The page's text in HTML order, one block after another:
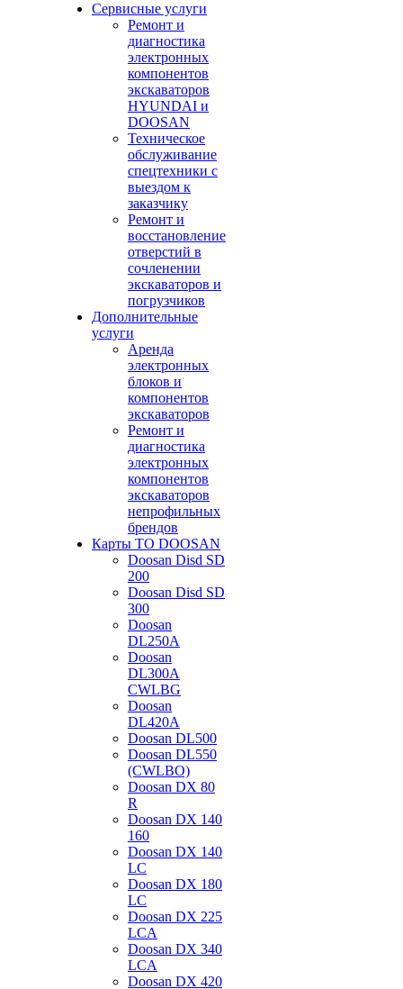
Сервисные услуги
Ремонт и
диагностика
электронных
компонентов
экскаваторов
HYUNDAI и
DOOSAN
Техническое
обслуживание
спецтехники с
выездом к
заказчику
Ремонт и
восстановление
отверстий в
сочленении
экскаваторов и
погрузчиков
Дополнительные
услуги
Аренда
электронных
блоков и
компонентов
экскаваторов
Ремонт и
диагностика
электронных
компонентов
экскаваторов
непрофильных
брендов
Карты ТО DOOSAN
Doosan Disd SD
200
Doosan Disd SD
300
Doosan
DL250A
Doosan
DL300A
CWLBG
Doosan
DL420A
Doosan DL500
Doosan DL550
(CWLBO)
Doosan DX 80
R
Doosan DX 140
160
Doosan DX 140
LC
Doosan DX 180
LC
Doosan DX 225
LCA
Doosan DX 340
LCA
Doosan DX 420